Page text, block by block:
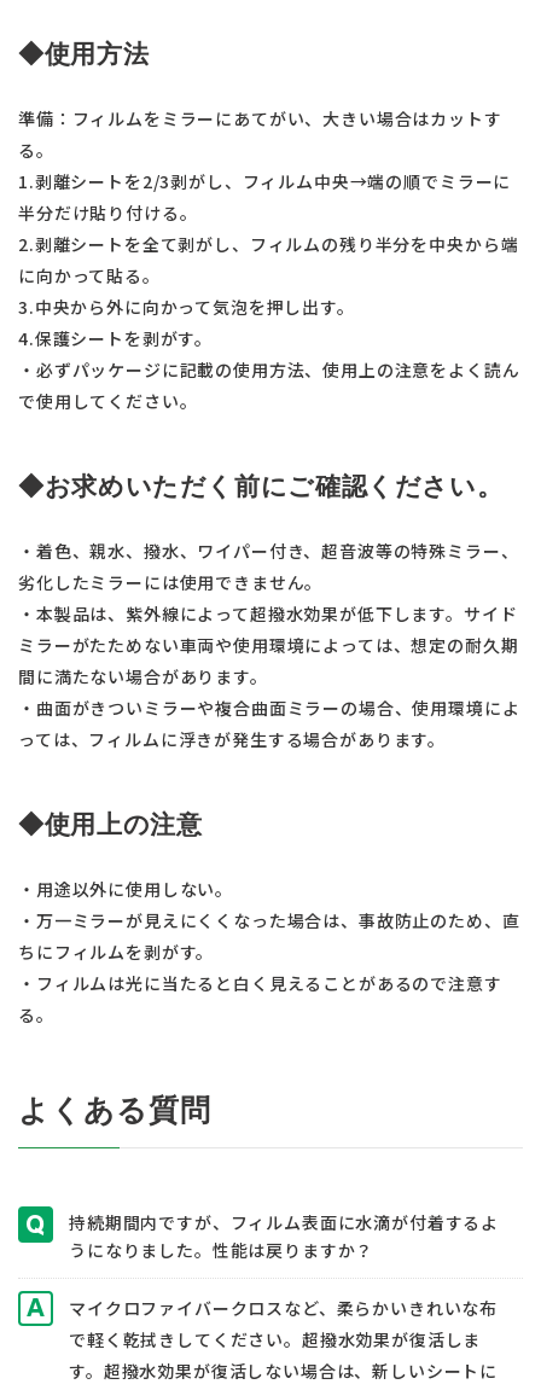
◆使用方法
準備：フィルムをミラーにあてがい、大きい場合はカットす
る。
1.剥離シートを2/3剥がし、フィルム中央→端の順でミラーに
半分だけ貼り付ける。
2.剥離シートを全て剥がし、フィルムの残り半分を中央から端
に向かって貼る。
3.中央から外に向かって気泡を押し出す。
4.保護シートを剥がす。
・必ずパッケージに記載の使用方法、使用上の注意をよく読ん
で使用してください。
◆お求めいただく前にご確認ください。
・着色、親水、撥水、ワイパー付き、超音波等の特殊ミラー、
劣化したミラーには使用できません。
・本製品は、紫外線によって超撥水効果が低下します。サイド
ミラーがたためない車両や使用環境によっては、想定の耐久期
間に満たない場合があります。
・曲面がきついミラーや複合曲面ミラーの場合、使用環境によ
っては、フィルムに浮きが発生する場合があります。
◆使用上の注意
・用途以外に使用しない。
・万一ミラーが見えにくくなった場合は、事故防止のため、直
ちにフィルムを剥がす。
・フィルムは光に当たると白く見えることがあるので注意す
る。
よくある質問
持続期間内ですが、フィルム表面に水滴が付着するよ
うになりました。性能は戻りますか？
マイクロファイバークロスなど、柔らかいきれいな布
で軽く乾拭きしてください。超撥水効果が復活しま
す。超撥水効果が復活しない場合は、新しいシートに